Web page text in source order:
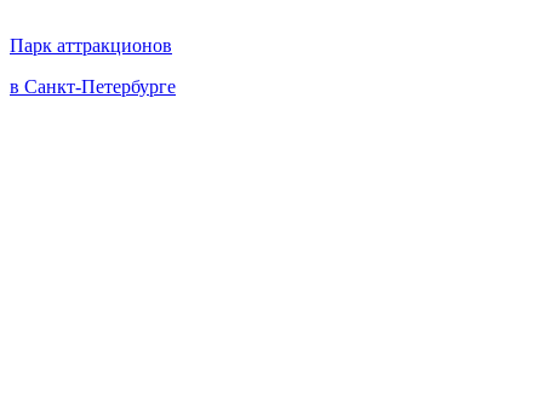
Парк аттракционов
в Санкт-Петербурге